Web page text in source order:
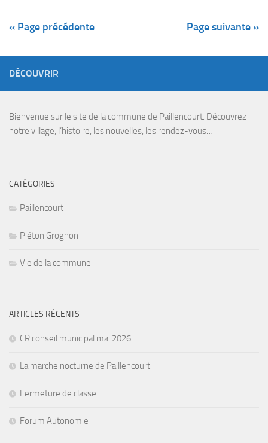
« Page précédente Page suivante »
DÉCOUVRIR
Bienvenue sur le site de la commune de Paillencourt. Découvrez
notre village, l’histoire, les nouvelles, les rendez-vous…
CATÉGORIES
Paillencourt
Piéton Grognon
Vie de la commune
ARTICLES RÉCENTS
CR conseil municipal mai 2026
La marche nocturne de Paillencourt
Fermeture de classe
Forum Autonomie